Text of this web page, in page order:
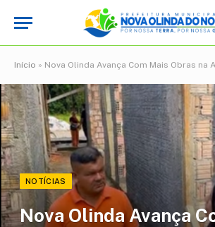
Início » Nova Olinda Avança Com Mais Obras na
NOTÍCIAS
Nova Olinda Avança